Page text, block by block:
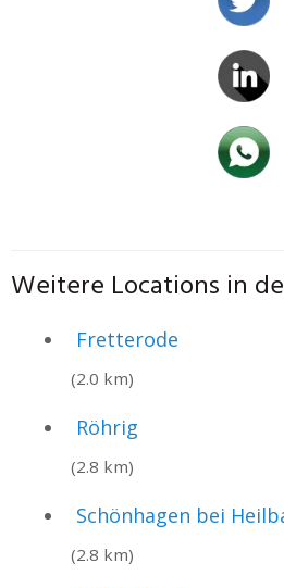
Weitere Locations in
Fretterode
(2.0 km)
Röhrig
(2.8 km)
Schönhagen bei
(2.8 km)